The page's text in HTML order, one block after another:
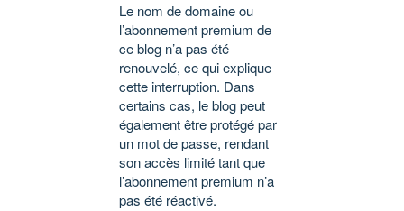
Le nom de domaine ou
l’abonnement premium de
ce blog n’a pas été
renouvelé, ce qui explique
cette interruption. Dans
certains cas, le blog peut
également être protégé par
un mot de passe, rendant
son accès limité tant que
l’abonnement premium n’a
pas été réactivé.